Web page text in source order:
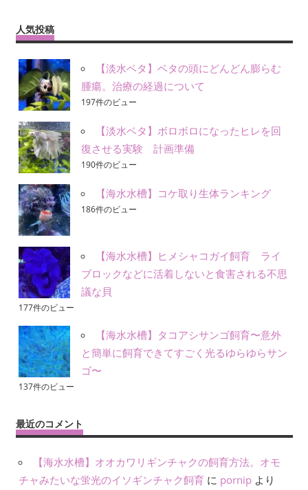
人気投稿
【淡水ベタ】ベタの頭にどんどん膨らむ
腫瘍。治療の経過について
197件のビュー
【淡水ベタ】ボロボロになったヒレを回
復させる実験 計画準備
190件のビュー
【海水水槽】コケ取り生体ランキング
186件のビュー
【海水水槽】ヒメシャコガイ飼育 ライ
ブロックなどに活着しないと食害される不思
議な貝
177件のビュー
【海水水槽】タコアシサンゴ飼育〜意外
と簡単に飼育できてすごく光るゆらゆらサン
ゴ〜
137件のビュー
最近のコメント
【海水水槽】オオカワリギンチャクの飼育方法。オモ
チャみたいな蛍光のイソギンチャク飼育 に pornip より